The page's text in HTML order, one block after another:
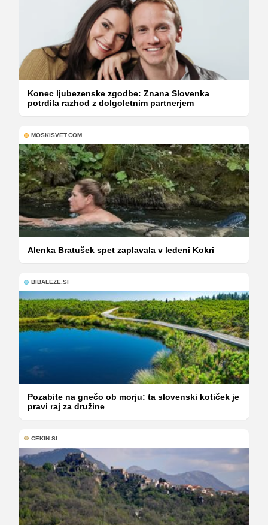
Konec ljubezenske zgodbe: Znana Slovenka
potrdila razhod z dolgoletnim partnerjem
MOSKISVET.COM
Alenka Bratušek spet zaplavala v ledeni Kokri
BIBALEZE.SI
Pozabite na gnečo ob morju: ta slovenski kotiček je
pravi raj za družine
CEKIN.SI